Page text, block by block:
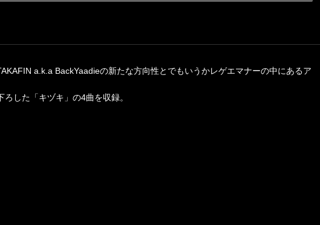
a.k.a BackYaadieの新たな方向性とでもいうかレゲエマナーの中にあるア
した「キヅキ」の4曲を収録。